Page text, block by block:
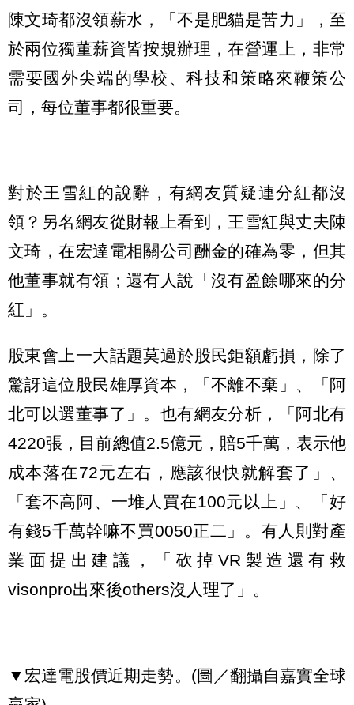
陳文琦都沒領薪水，「不是肥貓是苦力」，至
於兩位獨董薪資皆按規辦理，在營運上，非常
需要國外尖端的學校、科技和策略來鞭策公
司，每位董事都很重要。
對於王雪紅的說辭，有網友質疑連分紅都沒
領？另名網友從財報上看到，王雪紅與丈夫陳
文琦，在宏達電相關公司酬金的確為零，但其
他董事就有領；還有人說「沒有盈餘哪來的分
紅」。
股東會上一大話題莫過於股民鉅額虧損，除了
驚訝這位股民雄厚資本，「不離不棄」、「阿
北可以選董事了」。也有網友分析，「阿北有
4220張，目前總值2.5億元，賠5千萬，表示他
成本落在72元左右，應該很快就解套了」、
「套不高阿、一堆人買在100元以上」、「好
有錢5千萬幹嘛不買0050正二」。有人則對產
業面提出建議，「砍掉VR製造還有救
visonpro出來後others沒人理了」。
▼宏達電股價近期走勢。(圖／翻攝自嘉實全球